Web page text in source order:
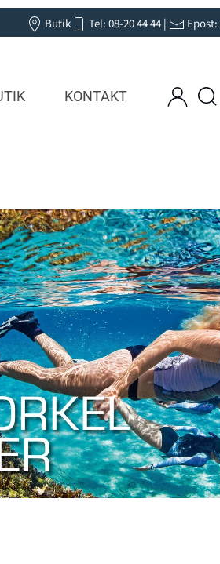
Butik Tel:08-20 44 44| Epost:
KONTAKT